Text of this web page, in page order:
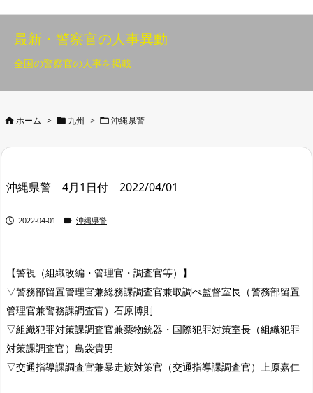
最新・警察官の人事異動
全国の警察官の人事を掲載
 ホーム >  九州 >  沖縄県警
沖縄県警 4月1日付 2022/04/01
 2022-04-01  沖縄県警
【警視（組織改編・管理官・調査官等）】
▽警務部留置管理官兼総務課調査官兼取調べ監督室長（警務部留置
管理官兼警務課調査官）石原博則
▽組織犯罪対策課調査官兼薬物銃器・国際犯罪対策室長（組織犯罪
対策課調査官）島袋貴男
▽交通指導課調査官兼暴走族対策官（交通指導課調査官）上原嘉仁